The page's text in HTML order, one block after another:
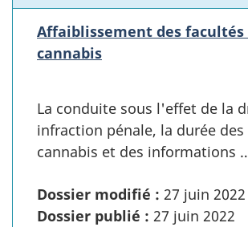
Affaiblissement des facultés
cannabis
La conduite sous l'effet de la
infraction pénale, la durée
cannabis et des informations
Dossier modifié : 27 juin 2022
Dossier publié : 27 juin 2022